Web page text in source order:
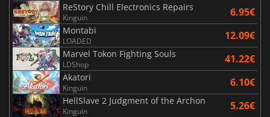
ReStory Chill Electronics Repairs
Kinguin 6.95€
Montabi
LOADED 12.09€
Marvel Tokon Fighting Souls
LDShop 41.22€
Akatori
Kinguin 6.10€
HellSlave 2 Judgment of the Archon
Kinguin 5.26€